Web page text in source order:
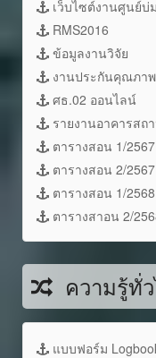
เว็บไซต์งานศูนย์บ่
RMS2016
ข้อมูลงานวิจัย
งานประกันคุณภา
ศธ.02 ออนไลน์
รายงานอาคารสถ
ตารางสอน 1/2567
ตารางสอน 2/2567
ตารางสอน 1/2568
ตารางสาอน 2/
ความรู้ทั่
แบบฟอร์ม